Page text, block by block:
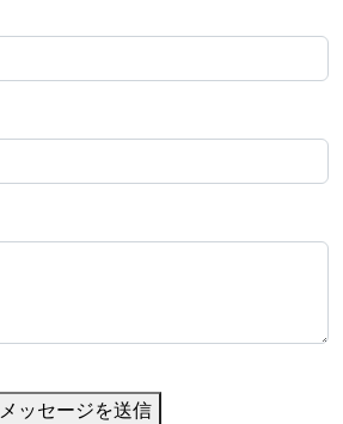
メッセージを送信